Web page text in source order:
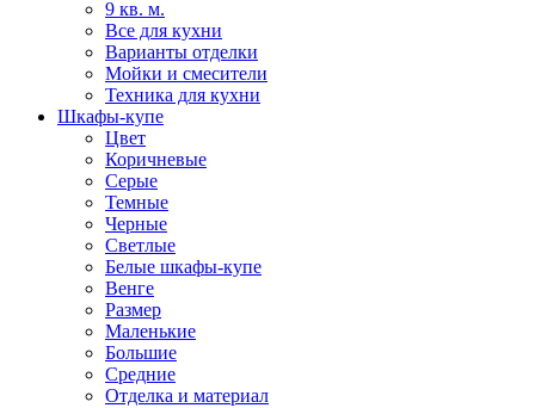
9 кв. м.
Все для кухни
Варианты отделки
Мойки и смесители
Техника для кухни
Шкафы-купе
Цвет
Коричневые
Серые
Темные
Черные
Светлые
Белые шкафы-купе
Венге
Размер
Маленькие
Большие
Средние
Отделка и материал